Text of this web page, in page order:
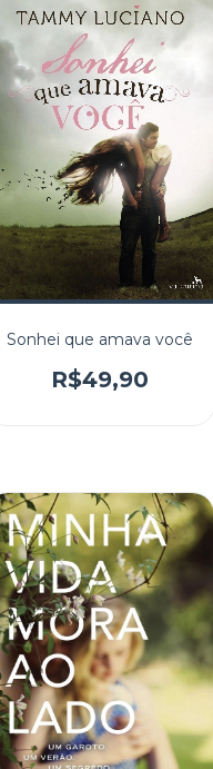
Sonhei que amava você
R$49,90